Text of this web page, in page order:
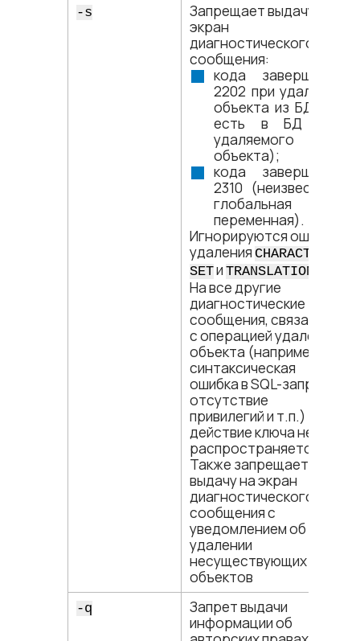
-s
Запрещает выдачу на
экран
диагностического
сообщения:
кода завершения
2202 при удалении
объекта из БД (то
есть в БД нет
удаляемого
объекта);
кода завершения
2310 (неизвестная
глобальная
переменная).
Игнорируются ошибки
удаления CHARACTER
SETи TRANSLATION
На все другие
диагностические
сообщения, связанные
с операцией удаления
объекта (например,
синтаксическая
ошибка в SQL-запросе,
отсутствие
привилегий и т.п.)
действие ключа не
распространяется.
Также запрещает
выдачу на экран
диагностического
сообщения c
уведомлением об
удалении
несуществующих
объектов
-q
Запрет выдачи
информации об